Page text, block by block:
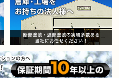
賃貸マンション・アパートオー